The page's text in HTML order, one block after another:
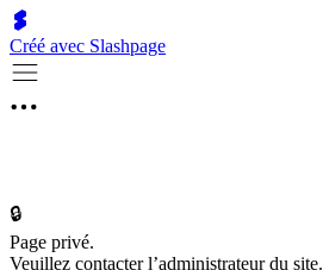
Créé avec Slashpage
🔒
Page privé.
Veuillez contacter l’administrateur du site.